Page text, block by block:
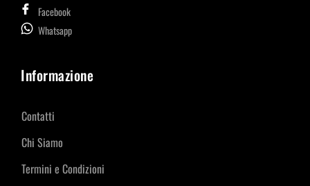
Facebook
Whatsapp
Informazione
Contatti
Chi Siamo
Termini e Condizioni